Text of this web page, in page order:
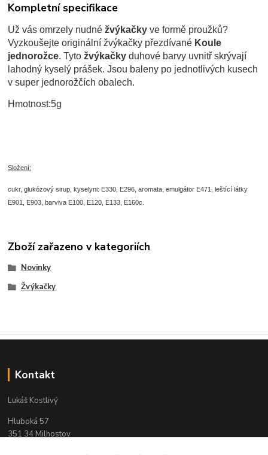
Kompletní specifikace
Už vás omrzely nudnéžvýkačky ve formě proužků?
Vyzkoušejte originální žvýkačky přezdívané Koule
jednorožce. Tytožvýkačky duhové barvy uvnitř skrývají
lahodný kyselý prášek. Jsou baleny po jednotlivých kusech
v super jednorožčích obalech.
Hmotnost:5g
Složení:
cukr, glukózový sirup, kyselyni: E330, E296, aromata, emulgátor E471, leštící látky
E901, E903, barviva E100, E120, E133, E160c.
Zboží zařazeno v kategoriích
Novinky
Žvýkačky
Kontakt
Lukáš Kostlivý
Hluboká 57
351 34 Milhostov